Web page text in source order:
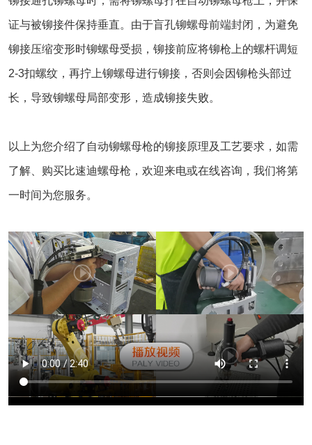
证与被铆接件保持垂直。由于盲孔铆螺母前端封闭，为避免
铆接压缩变形时铆螺母受损，铆接前应将铆枪上的螺杆调短
2-3扣螺纹，再拧上铆螺母进行铆接，否则会因铆枪头部过
长，导致铆螺母局部变形，造成铆接失败。
以上为您介绍了自动铆螺母枪的铆接原理及工艺要求，如需
了解、购买比速迪螺母枪，欢迎来电或在线咨询，我们将第
一时间为您服务。